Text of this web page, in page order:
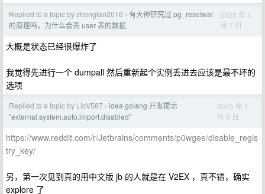
Replied to a topic by zhengfan2016 › 有大神研究过 pg_resetwal
的原理吗，为什么会丢 user 表的数据
2025 年 4
月 7 日
大概是状态已经很爆炸了
我觉得先进行一个 dumpall 然后重新起个实例丢进去应该是最不坏的
选项
Replied to a topic by LicV587 › idea golang 开发提示
"external.system.auto.import.disabled"
2025 年 1
月 8 日
https://www.reddit.com/r/Jetbrains/comments/p0wgee/disable_regis
try_key/
另，第一次见到真的用中文版 jb 的人就是在 V2EX ，真不错，确实
explore 了